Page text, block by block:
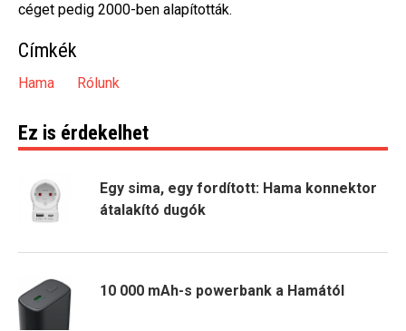
céget pedig 2000-ben alapították.
Címkék
Hama Rólunk
Ez is érdekelhet
Egy sima, egy fordított: Hama konnektor
átalakító dugók
10 000 mAh-s powerbank a Hamától